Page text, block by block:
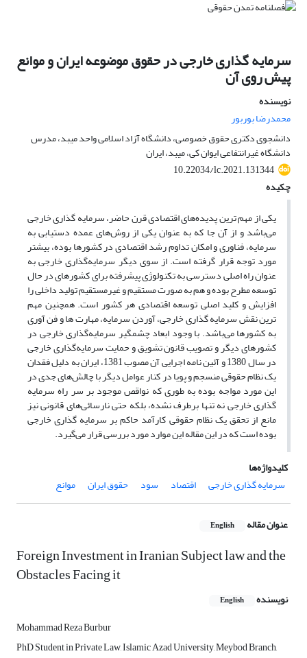
سرمایه گذاری خارجی در حقوق موضوعه ایران و موانع
پیش روی آن
نویسنده
محمدرضا بوربور
دانشجوی دکتری حقوق خصوصی، دانشگاه آزاد اسلامی واحد میبد، مدرس
دانشگاه غیرانتفاعی ایوان کی، میبد، ایران
10.22034/lc.2021.131344
چکیده
یکی از مهم ترین پدیده‌های اقتصادی قرن حاضر، سرمایه گذاری خارجی
می‌باشد و از آن جا که به عنوان یکی از روش‌های عمده دستیابی به
سرمایه، فناوری و امکان تداوم رشد اقتصادی در کشورها بوده، بیشتر
مورد توجه قرار گرفته است. از سوی دیگر سرمایه‌گذاری خارجی به
عنوان راه اصلی دسترسی به تکنولوژی پیشرفته برای کشورهای در حال
توسعه مطرح بوده و هم به صورت مستقیم و غیرمستقیم تولید داخلی را
افزایش و کلید اصلی توسعه اقتصادی هر کشور است. همچنین مهم
ترین نقش سرمایه گذاری خارجی، آوردن سرمایه، مهارت ها و فن آوری
به کشورها می‌باشد. با وجود ابعاد چشمگیر سرمایه‌گذاری خارجی در
کشورهای دیگر و تصویب قانون تشویق و حمایت سرمایه‌گذاری خارجی
در سال 1380 و آئین نامه اجرایی آن مصوب 1381، ایران به دلیل فقدان
یک نظام حقوقی منسجم و پویا در کنار عوامل دیگر با چالش‌های جدی در
این مورد مواجه بوده به طوری که نواقص موجود بر سر راه سرمایه
گذاری خارجی نه تنها برطرف نشده، بلکه حتی نارسائی‌های قانونی نیز
مانع از تحقق یک نظام حقوقی کارآمد حاکم بر سرمایه گذاری خارجی
بوده است که در این مقاله این موارد مورد بررسی قرار می‌گیرد.
کلیدواژه‌ها
سرمایه گذاری خارجی
اقتصاد سود حقوق ایران موانع
عنوان مقاله English
Foreign Investment in Iranian Subject law and the
Obstacles Facing it
نویسنده English
Mohammad Reza Burbur
PhD Student in Private Law, Islamic Azad University, Meybod Branch,